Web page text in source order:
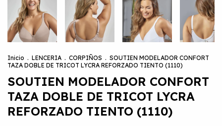
Inicio . LENCERIA . CORPIÑOS . SOUTIEN MODELADOR CONFORT
TAZA DOBLE DE TRICOT LYCRA REFORZADO TIENTO (1110)
SOUTIEN MODELADOR CONFORT
TAZA DOBLE DE TRICOT LYCRA
REFORZADO TIENTO (1110)